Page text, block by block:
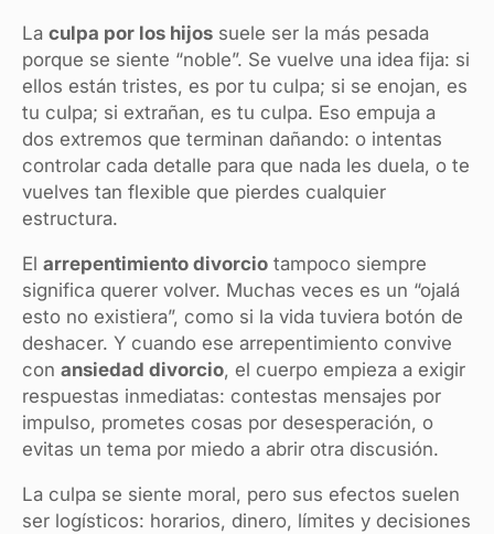
La culpa por los hijos suele ser la más pesada
porque se siente “noble”. Se vuelve una idea fija: si
ellos están tristes, es por tu culpa; si se enojan, es
tu culpa; si extrañan, es tu culpa. Eso empuja a
dos extremos que terminan dañando: o intentas
controlar cada detalle para que nada les duela, o te
vuelves tan flexible que pierdes cualquier
estructura.
El arrepentimiento divorcio tampoco siempre
significa querer volver. Muchas veces es un “ojalá
esto no existiera”, como si la vida tuviera botón de
deshacer. Y cuando ese arrepentimiento convive
con ansiedad divorcio, el cuerpo empieza a exigir
respuestas inmediatas: contestas mensajes por
impulso, prometes cosas por desesperación, o
evitas un tema por miedo a abrir otra discusión.
La culpa se siente moral, pero sus efectos suelen
ser logísticos: horarios, dinero, límites y decisiones